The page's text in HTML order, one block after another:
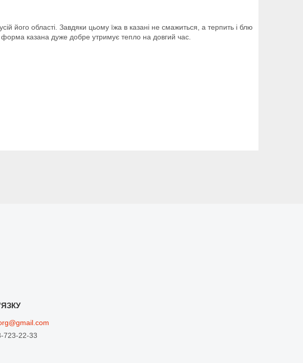
його області. Завдяки цьому їжа в казані не смажиться, а терпить і блю
казана дуже добре утримує тепло на довгий час.
723-22-33